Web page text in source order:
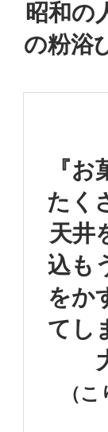
昭和の
の粉浴
『お
たく
天井
込も
をか
てし
（